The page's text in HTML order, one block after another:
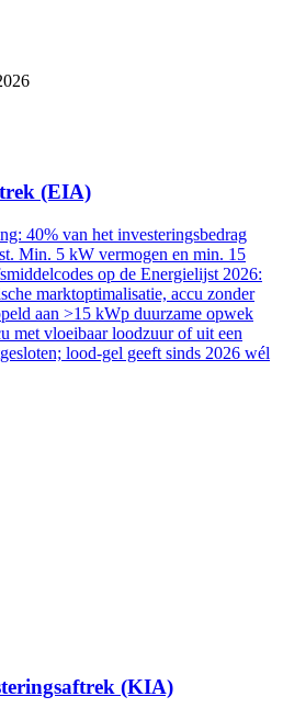
(EIA)
40% van het investeringsbedrag
Min. 5 kW vermogen en min. 15
op de Energielijst 2026:
marktoptimalisatie, accu zonder
aan >15 kWp duurzame opwek
met vloeibaar loodzuur of uit een
lood-gel geeft sinds 2026 wél
(KIA)